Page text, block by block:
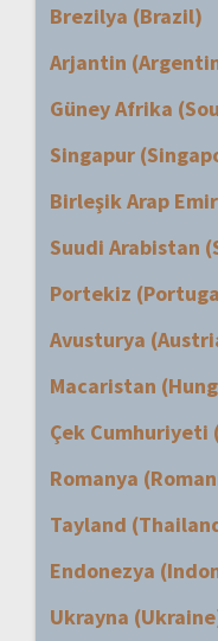
Brezilya (Brazil)
Arjantin
Güney Afrika
Singapur
Birleşik Arap
Suudi Arabistan
Portekiz
Avusturya
Macaristan
Çek Cumhuriyeti
Romanya
Tayland
Endonezya
Ukrayna